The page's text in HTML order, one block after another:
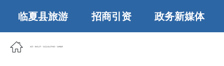
临夏县旅游 招商引资 政务新媒体
首页 政务公开 法定主动公开内容 法律服务